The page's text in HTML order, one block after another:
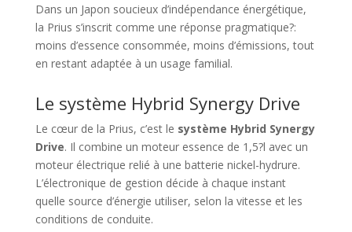
Dans un Japon soucieux d’indépendance énergétique,
la Prius s’inscrit comme une réponse pragmatique?:
moins d’essence consommée, moins d’émissions, tout
en restant adaptée à un usage familial.
Le système Hybrid Synergy Drive
Le cœur de la Prius, c’est le système Hybrid Synergy
Drive. Il combine un moteur essence de 1,5?l avec un
moteur électrique relié à une batterie nickel-hydrure.
L’électronique de gestion décide à chaque instant
quelle source d’énergie utiliser, selon la vitesse et les
conditions de conduite.